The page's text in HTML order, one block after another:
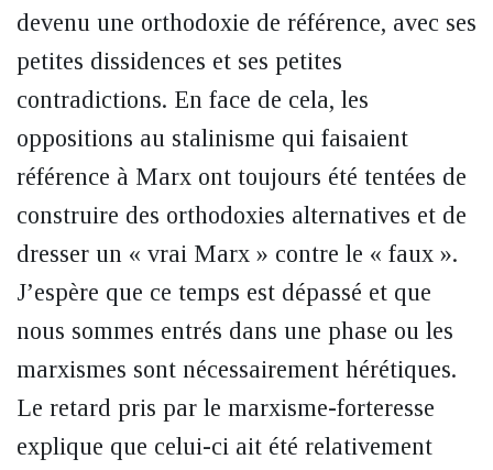
devenu une orthodoxie de référence, avec ses
petites dissidences et ses petites
contradictions. En face de cela, les
oppositions au stalinisme qui faisaient
référence à Marx ont toujours été tentées de
construire des orthodoxies alternatives et de
dresser un « vrai Marx » contre le « faux ».
J’espère que ce temps est dépassé et que
nous sommes entrés dans une phase ou les
marxismes sont nécessairement hérétiques.
Le retard pris par le marxisme-forteresse
explique que celui-ci ait été relativement